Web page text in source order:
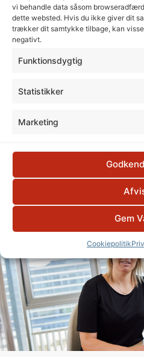
vi behandle data såsom
dette websted. Hvis du ikke giver dit
trækker dit samtykke tilbage, kan
negativt.
Funktionsdygtig
Statistikker
Marketing
Gem
Cookiepolitik